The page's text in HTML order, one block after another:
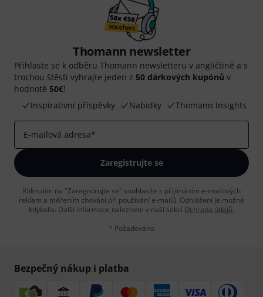
Thomann newsletter
Přihlaste se k odběru Thomann newsletteru v angličtině a s
trochou štěstí vyhrajte jeden z 50 dárkových kupónů v
hodnotě 50€!
Inspirativní příspěvky
Nabídky Thomann Insights
E-mailová adresa*
Zaregistrujte se
Kliknutím na "Zaregistrujte se" souhlasíte s přijímáním e-mailových
reklam a měřením chování při používání e-mailů. Odhlášení je možné
kdykoliv. Další informace naleznete v naší sekci Ochrana údajů.
* Požadováno
Bezpečný nákup i platba